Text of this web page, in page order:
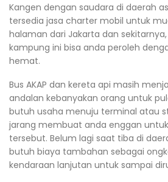
Kangen dengan saudara di daerah
tersedia jasa charter mobil untuk
halaman dari Jakarta dan
kampung ini bisa anda peroleh
hemat.
Bus AKAP dan kereta api masih
andalan kebanyakan orang untuk
butuh usaha menuju terminal atau
jarang membuat anda enggan
tersebut. Belum lagi saat tiba di
butuh biaya tambahan sebagai
kendaraan lanjutan untuk sampai